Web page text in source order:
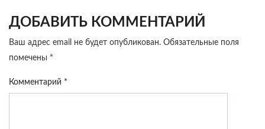
ДОБАВИТЬ КОММЕНТАРИЙ
Ваш адрес email не будет опубликован. Обязательные поля
помечены *
Комментарий *